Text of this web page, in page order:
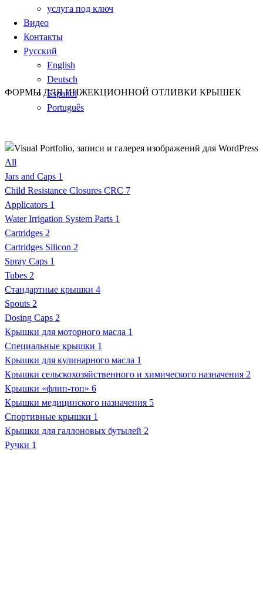
услуга под ключ
Видео
Контакты
Русский
English
Deutsch
Español
Português
ФОРМЫ ДЛЯ ИНЖЕКЦИОННОЙ ОТЛИВКИ КРЫШЕК
All
Jars and Caps 1
Child Resistance Closures CRC 7
Applicators 1
Water Irrigation System Parts 1
Cartridges 2
Cartridges Silicon 2
Spray Caps 1
Tubes 2
Стандартные крышки 4
Spouts 2
Dosing Caps 2
Крышки для моторного масла 1
Специальные крышки 1
Крышки для кулинарного масла 1
Крышки сельскохозяйственного и химического назначения 2
Крышки «флип-топ» 6
Крышки медицинского назначения 5
Спортивные крышки 1
Крышки для галлоновых бутылей 2
Ручки 1